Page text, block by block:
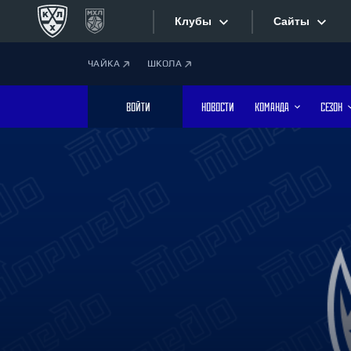
Клубы
Дивизион Боброва
Лада
Сайты
Фотобанк
ЧАЙКА ШКОЛА
ВОЙТИ НОВОСТИ КОМАНДА СЕЗОН